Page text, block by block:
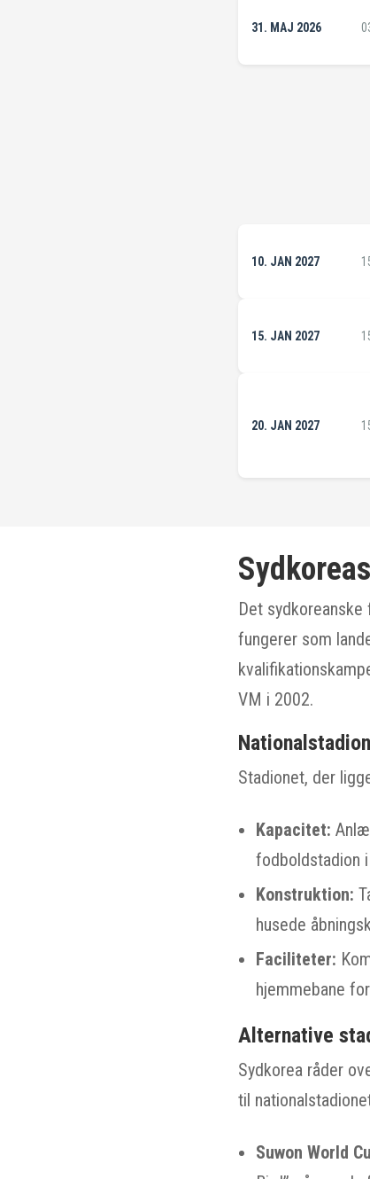
31. MAJ 2026
10. JAN 2027
15. JAN 2027
20. JAN 2027
Det
fungerer som
VM i 2002.
Stadionet, der
Kapacitet:
fodboldstadion
Konstruktion:
husede
Faciliteter:
hjemmebane
Alternative
Sydkorea råder
til
Suwon World